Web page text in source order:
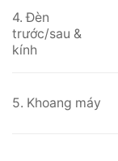
4. Đèn
trước/sau &
kính
5. Khoang máy